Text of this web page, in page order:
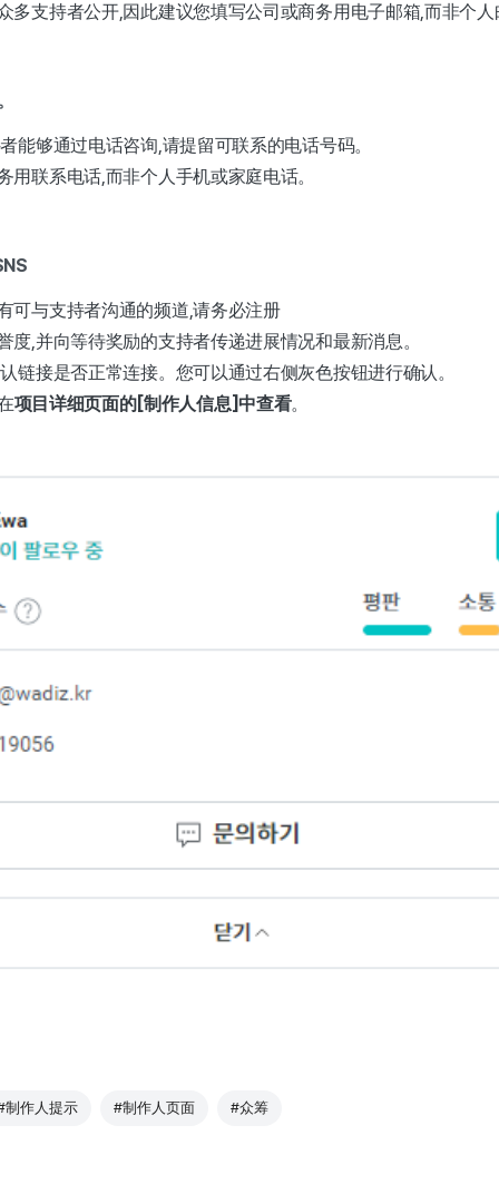
多支持者公开,因此建议您填写公司或商务用电子邮箱,而非个人
能够通过电话咨询,请提留可联系的电话号码。
用联系电话,而非个人手机或家庭电话。
可与支持者沟通的频道,请务必注册
度,并向等待奖励的支持者传递进展情况和最新消息。
链接是否正常连接。您可以通过右侧灰色按钮进行确认。
项目详细页面的[制作人信息]中查看。
制作人提示 #制作人页面 #众筹